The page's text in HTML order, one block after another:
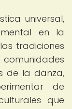
universal,
en la
tradiciones
de la danza,
de
que